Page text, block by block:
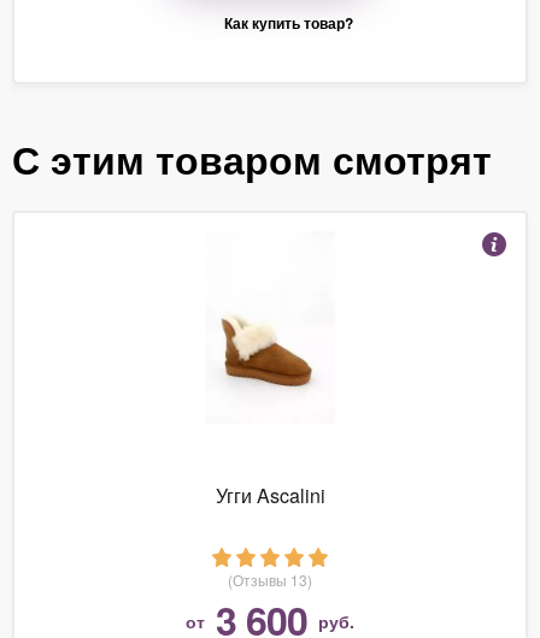
Как купить товар?
С этим товаром смотрят
Угги Ascalini
(Отзывы 13)
от 3 600 руб.